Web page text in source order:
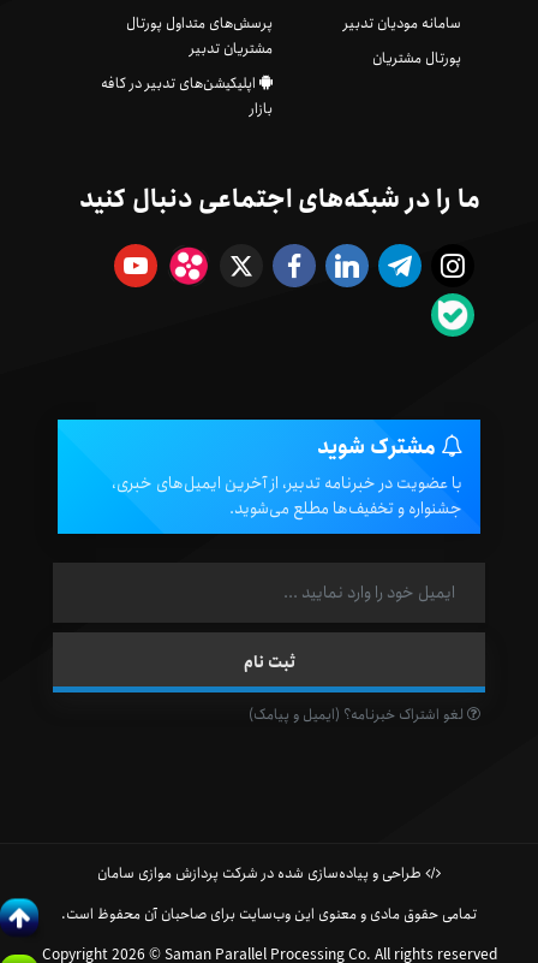
سامانه مودیان تدبیر
پورتال مشتریان
پرسش‌های متداول پورتال
مشتریان تدبیر
اپلیکیشن‌های تدبیر در کافه
بازار
ما را در شبکه‌های اجتماعی دنبال کنید
مشترک شوید
با عضویت در خبرنامه تدبیر، از آخرین ایمیل‌های خبری،
جشنواره و تخفیف‌ها مطلع می‌شوید.
لغو اشتراک خبرنامه؟ (ایمیل و پیامک)
طراحی و پیاده‌سازی شده در شرکت پردازش موازی سامان
تمامی حقوق مادی و معنوی این وب‌سایت برای صاحبان آن محفوظ است.
Copyright 2026 © Saman Parallel Processing Co. All rights reserved